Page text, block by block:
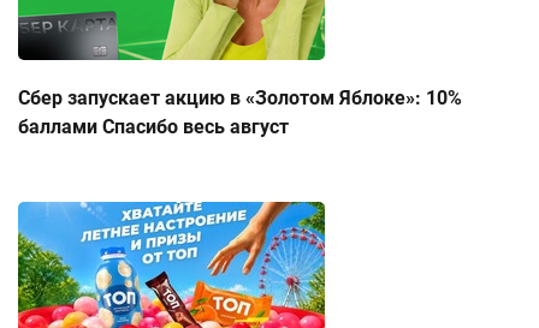
Сбер запускает акцию в «Золотом Яблоке»: 10%
баллами Спасибо весь август